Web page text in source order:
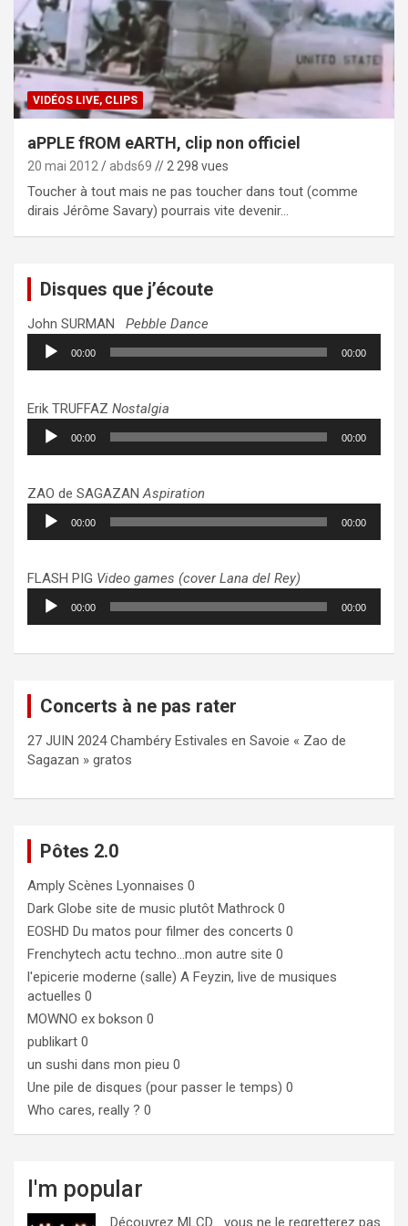
VIDÉOS LIVE, CLIPS
aPPLE fROM eARTH, clip non officiel
20 mai 2012 abds69 // 2 298 vues
Toucher à tout mais ne pas toucher dans tout (comme
dirais Jérôme Savary) pourrais vite devenir…
Disques que j’écoute
John SURMAN Pebble Dance
Lecteur
audio
00:00 00:00
Erik TRUFFAZ Nostalgia
Lecteur
audio
00:00 00:00
ZAO de SAGAZANAspiration
Lecteur
audio
00:00 00:00
FLASH PIG Video games (cover Lana del Rey)
Lecteur
audio
00:00 00:00
Concerts à ne pas rater
27 JUIN 2024 Chambéry Estivales en Savoie « Zao de
Sagazan » gratos
Pôtes 2.0
Amply Scènes Lyonnaises 0
Dark Globe site de music plutôt Mathrock 0
EOSHD Du matos pour filmer des concerts 0
Frenchytech actu techno…mon autre site 0
l'epicerie moderne (salle) A Feyzin, live de musiques
actuelles 0
MOWNO ex bokson 0
publikart 0
un sushi dans mon pieu 0
Une pile de disques (pour passer le temps) 0
Who cares, really ? 0
I'm popular
Découvrez MLCD… vous ne le regretterez pas